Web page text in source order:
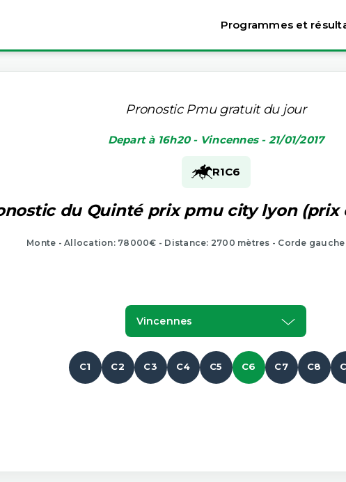
Programmes et
Pronostic Pmu gratuit du jour
Depart à 16h20 - Vincennes - 21/01/2017
R1C6
du Quinté prix pmu city lyon (prix
Monte - Allocation: 78000€ - Distance: 2700 mètres - Corde gauche
Vincennes
C1 C2 C3 C4 C5 C6 C7 C8